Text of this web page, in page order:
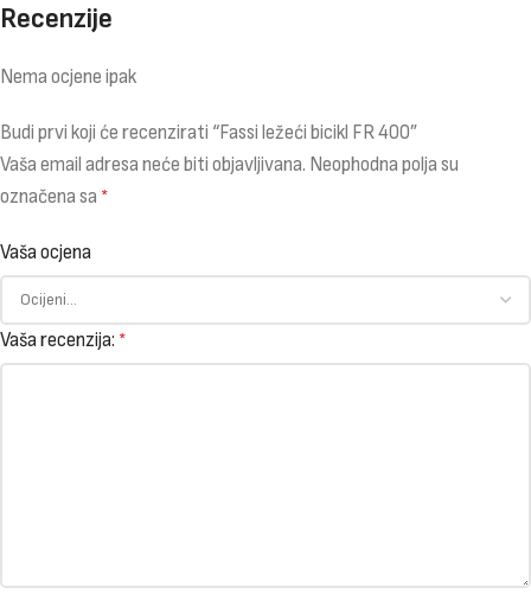
Recenzije
Nema ocjene ipak
Budi prvi koji će recenzirati “Fassi ležeći bicikl FR 400”
Vaša email adresa neće biti objavljivana. Neophodna polja su
označena sa *
Vaša ocjena
Vaša recenzija: *